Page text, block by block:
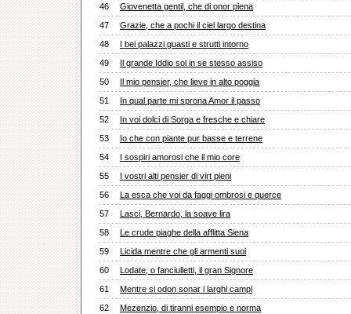
46
Giovenetta gentil, che di onor piena
47
Grazie, che a pochi il ciel largo destina
48
I bei palazzi guasti e strutti intorno
49
Il grande Iddio sol in se stesso assiso
50
Il mio pensier, che lieve in alto poggia
51
In qual parte mi sprona Amor il passo
52
In voi dolci di Sorga e fresche e chiare
53
Io che con piante pur basse e terrene
54
I sospiri amorosi che il mio core
55
I vostri alti pensier di virt pieni
56
La esca che voi da faggi ombrosi e querce
57
Lasci, Bernardo, la soave lira
58
Le crude piaghe della afflitta Siena
59
Licida mentre che gli armenti suoi
60
Lodate, o fanciulletti, il gran Signore
61
Mentre si odon sonar i larghi campi
62
Mezenzio, di tiranni esempio e norma